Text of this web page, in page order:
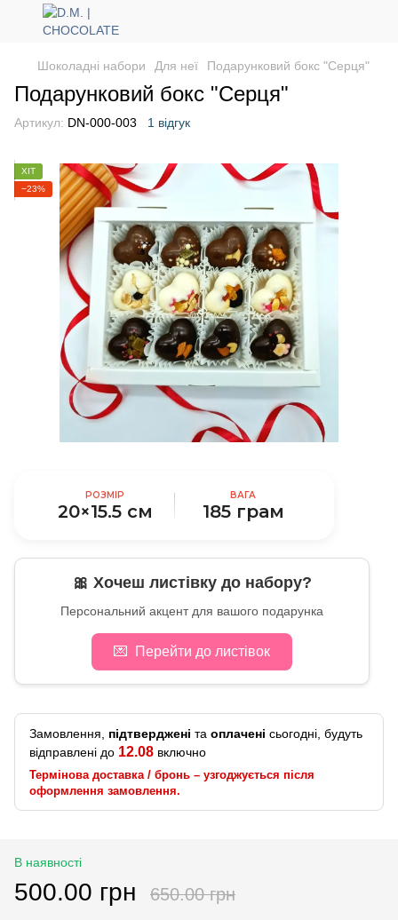
Шоколадні набори Для неї Подарунковий бокс "Серця"
Подарунковий бокс "Серця"
Артикул: DN-000-003 1 відгук
ХІТ
−23%
РОЗМІР
20×15.5 см
ВАГА
185 грам
🎀 Хочеш листівку до набору?
Персональний акцент для вашого подарунка
💌 Перейти до листівок
Замовлення, підтверджені та оплачені сьогодні, будуть
відправлені до 12.08 включно
Термінова доставка / бронь – узгоджується після
оформлення замовлення.
В наявності
500.00 грн 650.00 грн